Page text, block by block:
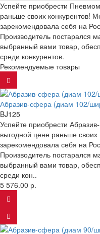
Успейте приобрести
раньше своих конкурентов!
зарекомендовала себя на
Производитель постарался
выбранный вами товар,
среди конкурентов.
Рекомендуемые товары
Абразив-сфера (диам 102/
BJ125
Успейте приобрести
выгодной цене раньше
зарекомендовала себя на
Производитель постарался
выбранный вами товар,
среди кон..
5 576.00 р.